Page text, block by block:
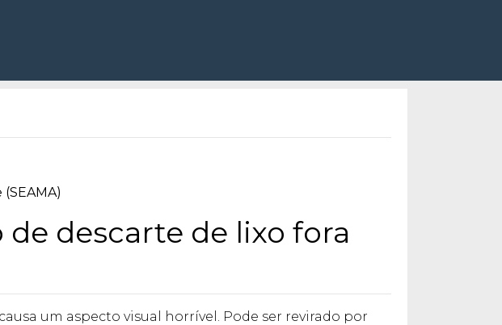
descarte de lixo fora
um aspecto visual horrível. Pode ser revirado por